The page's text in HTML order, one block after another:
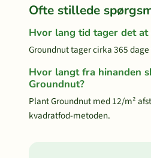
Ofte stillede
Hvor lang tid tager det
Groundnut tager cirka 365
Hvor langt fra hinanden
Groundnut?
Plant Groundnut med 12/m²
kvadratfod-metoden.